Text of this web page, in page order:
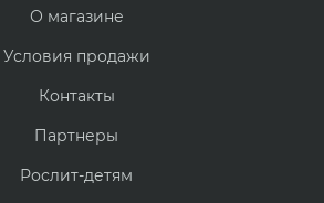
О магазине
Условия продажи
Контакты
Партнеры
Рослит-детям